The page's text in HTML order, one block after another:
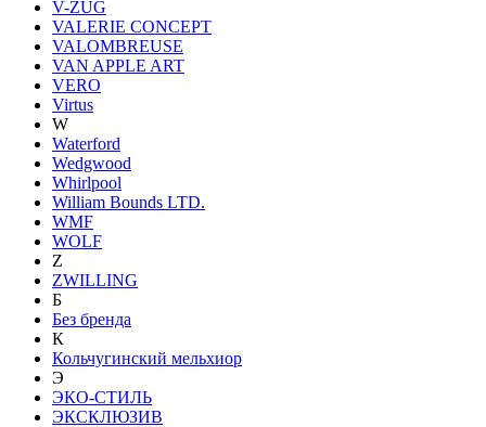
V-ZUG
VALERIE CONCEPT
VALOMBREUSE
VAN APPLE ART
VERO
Virtus
W
Waterford
Wedgwood
Whirlpool
William Bounds LTD.
WMF
WOLF
Z
ZWILLING
Б
Без бренда
К
Кольчугинский мельхиор
Э
ЭКО-СТИЛЬ
ЭКСКЛЮЗИВ